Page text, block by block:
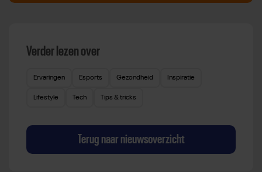
Verder lezen over
Ervaringen Esports Gezondheid Inspiratie
Lifestyle Tech Tips & tricks
Terug naar nieuwsoverzicht